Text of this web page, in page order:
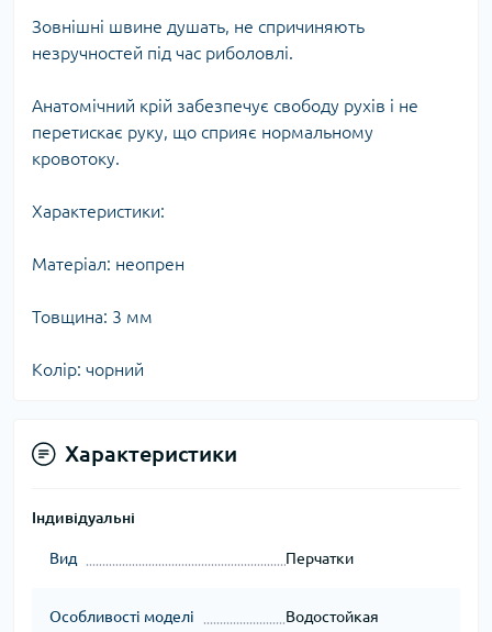
Зовнішні швине душать, не спричиняють
незручностей під час риболовлі.
Анатомічний крій забезпечує свободу рухів і не
перетискає руку, що сприяє нормальному
кровотоку.
Характеристики:
Матеріал: неопрен
Товщина: 3 мм
Колір: чорний
Характеристики
Індивідуальні
Вид Перчатки
Особливості моделі Водостойкая